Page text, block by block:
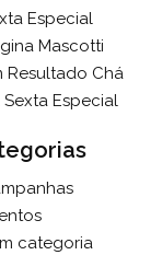
Especial
Mascotti
Resultado Chá
Sexta Especial
categoria